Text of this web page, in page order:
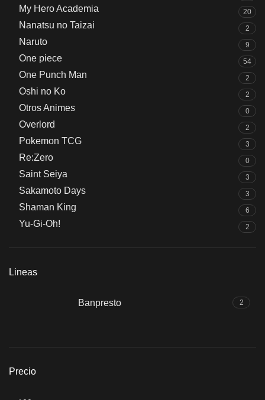
My Hero Academia 20
Nanatsu no Taizai 2
Naruto 9
One piece 54
One Punch Man 2
Oshi no Ko 2
Otros Animes 0
Overlord 2
Pokemon TCG 3
Re:Zero 0
Saint Seiya 3
Sakamoto Days 3
Shaman King 6
Yu-Gi-Oh! 2
Lineas
Banpresto 2
Precio